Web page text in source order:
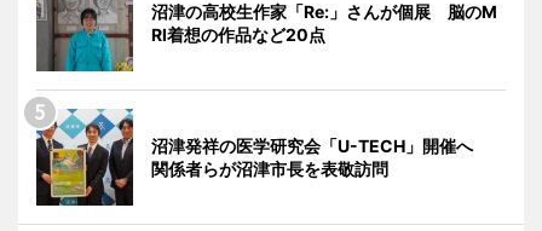
沼津の高校生作家「Re:」さんが個展 脳のM
RI着想の作品など20点
沼津発祥の医学研究会「U-TECH」開催へ
関係者らが沼津市長を表敬訪問